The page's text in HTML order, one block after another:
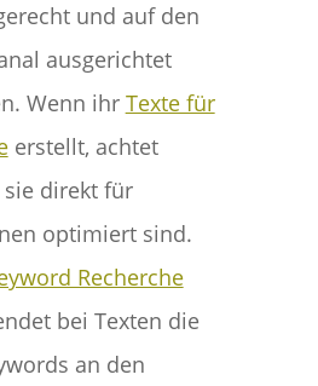
und auf den
ausgerichtet
Wenn ihr Texte für
erstellt, achtet
sie direkt für
optimiert sind.
Recherche
bei Texten die
an den